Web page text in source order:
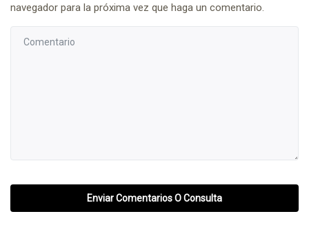
navegador para la próxima vez que haga un comentario.